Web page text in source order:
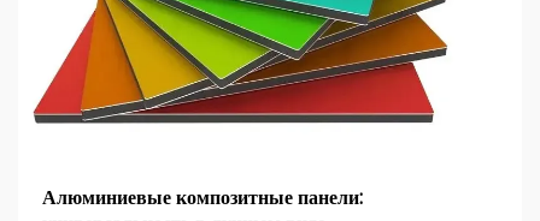
Алюминиевые композитные панели: